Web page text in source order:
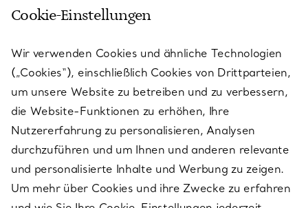
KUNDENSERVICE
SERVICES
ÜBER TIFFANY & CO.
RECHTLICHE HINWEISE
Cookie-Einstellungen
Wir verwenden Cookies und ähnliche Technologien
(„Cookies“), einschließlich Cookies von Drittparteien,
um unsere Website zu betreiben und zu verbessern,
die Website-Funktionen zu erhöhen, Ihre
Nutzererfahrung zu personalisieren, Analysen
durchzuführen und um Ihnen und anderen relevante
und personalisierte Inhalte und Werbung zu zeigen.
Um mehr über Cookies und ihre Zwecke zu erfahren